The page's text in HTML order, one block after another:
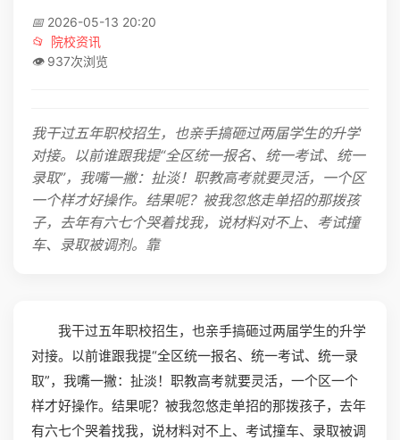
📅 2026-05-13 20:20
📂
院校资讯
👁️ 937次浏览
我干过五年职校招生，也亲手搞砸过两届学生的升学
对接。以前谁跟我提“全区统一报名、统一考试、统一
录取”，我嘴一撇：扯淡！职教高考就要灵活，一个区
一个样才好操作。结果呢？被我忽悠走单招的那拨孩
子，去年有六七个哭着找我，说材料对不上、考试撞
车、录取被调剂。靠
我干过五年职校招生，也亲手搞砸过两届学生的升学
对接。以前谁跟我提“全区统一报名、统一考试、统一录
取”，我嘴一撇：扯淡！职教高考就要灵活，一个区一个
样才好操作。结果呢？被我忽悠走单招的那拨孩子，去年
有六七个哭着找我，说材料对不上、考试撞车、录取被调